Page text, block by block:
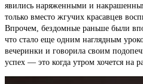
явились наряженными и
только вместо жгучих красавцев
Впрочем, бездомные раньше были
что стало еще одним наглядным
вечеринки и говорила своим
успех — это когда утром хочется на